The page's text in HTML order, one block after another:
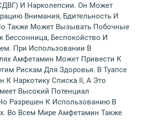
И Нарколепсии. Он Может
Внимания, Бдительность И
Также Может Вызывать Побочные
Бессонница, Беспокойство И
При Использовании В
Амфетамин Может Привести К
Рискам Для Здоровья. В Туапсе
К Наркотику Списка II, А Это
Высокий Потенциал
Разрешен К Использованию В
Во Всем Мире Амфетамин Также